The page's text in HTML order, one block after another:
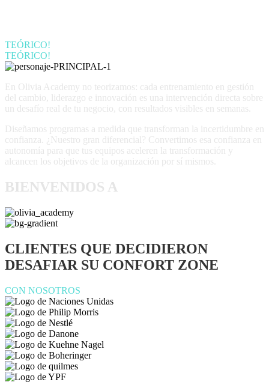
TEÓRICO!
TEÓRICO!
En Olivia Academy no teorizamos: cada entrenamiento en gestión
del cambio, liderazgo e innovación es una intervención directa sobre
un desafío real de tu negocio, con resultados visibles en semanas.
Diseñamos programas a medida que transforman la incertidumbre en
confianza. ¿Nuestro gran diferencial? Convertimos esa confianza en
autonomía para que tus equipos aceleren la transformación y
alcancen los objetivos de la organización por sí mismos.
BIENVENIDOS A
CLIENTES QUE DECIDIERON
DESAFIAR SU CONFORT ZONE
CON NOSOTROS